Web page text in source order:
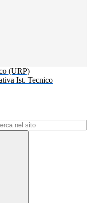
(URP)
Ist. Tecnico